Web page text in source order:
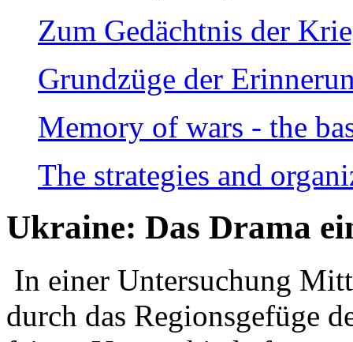
Zum Gedächtnis der
Grundzüge der
Memory of wars - the
The strategies and
Ukraine: Das Drama
In einer Untersuchung
durch das Regionsgefüge